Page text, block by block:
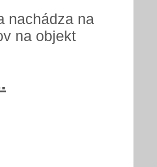
nachádza na
na objekt